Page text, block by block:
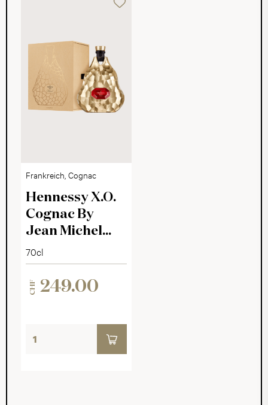
Frankreich, Cognac
Hennessy X.O.
Cognac By
Jean Michel
Othoniel 40°
70cl
CHF 249.00